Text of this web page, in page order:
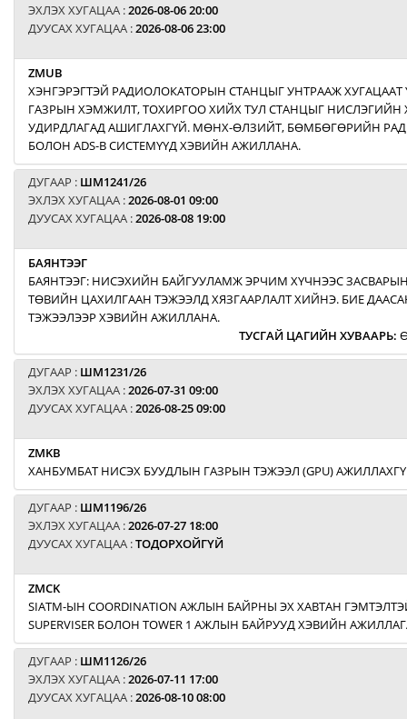
ЭХЛЭХ ХУГАЦАА :2026-08-06 20:00
ДУУСАХ ХУГАЦАА :2026-08-06 23:00
ZMUB
ХЭНГЭРЭГТЭЙ РАДИОЛОКАТОРЫН СТАНЦЫГ УНТРААЖ ХУГАЦААТ
ГАЗРЫН ХЭМЖИЛТ, ТОХИРГОО ХИЙХ ТУЛ СТАНЦЫГ
УДИРДЛАГАД АШИГЛАХГҮЙ. МӨНХ-ӨЛЗИЙТ, БӨМБӨГӨРИЙН
БОЛОН ADS-B СИСТЕМҮҮД ХЭВИЙН АЖИЛЛАНА.
ДУГААР : ШМ1241/26
ЭХЛЭХ ХУГАЦАА :2026-08-01 09:00
ДУУСАХ ХУГАЦАА :2026-08-08 19:00
БАЯНТЭЭГ
БАЯНТЭЭГ: НИСЭХИЙН БАЙГУУЛАМЖ ЭРЧИМ ХҮЧНЭЭС
ТӨВИЙН ЦАХИЛГААН ТЭЖЭЭЛД ХЯЗГААРЛАЛТ ХИЙНЭ. БИЕ
ТЭЖЭЭЛЭЭР ХЭВИЙН АЖИЛЛАНА.
ТУСГАЙ ЦАГИЙН ХУВААРЬ:
ДУГААР : ШМ1231/26
ЭХЛЭХ ХУГАЦАА :2026-07-31 09:00
ДУУСАХ ХУГАЦАА :2026-08-25 09:00
ZMKB
ХАНБУМБАТ НИСЭХ БУУДЛЫН ГАЗРЫН ТЭЖЭЭЛ (GPU)
ДУГААР : ШМ1196/26
ЭХЛЭХ ХУГАЦАА :2026-07-27 18:00
ДУУСАХ ХУГАЦАА :ТОДОРХОЙГҮЙ
ZMCK
SIATM-ЫН COORDINATION АЖЛЫН БАЙРНЫ ЭХ ХАВТАН
SUPERVISER БОЛОН TOWER 1 АЖЛЫН БАЙРУУД ХЭВИЙН
ДУГААР : ШМ1126/26
ЭХЛЭХ ХУГАЦАА :2026-07-11 17:00
ДУУСАХ ХУГАЦАА :2026-08-10 08:00